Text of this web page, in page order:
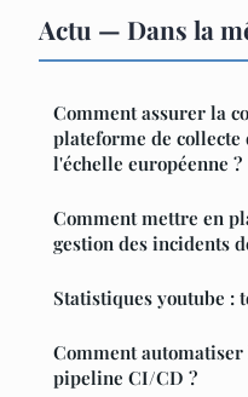
Actu — Dans la
Comment assurer la
plateforme de
l'échelle européenne ?
Comment mettre en
gestion des incidents
Statistiques youtube :
Comment automatiser
pipeline CI/CD ?